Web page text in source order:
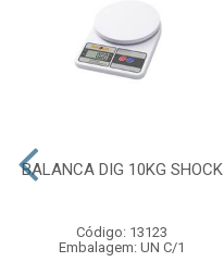
BALANCA DIG 10KG SHOCK
Código: 13123
Embalagem: UN C/1